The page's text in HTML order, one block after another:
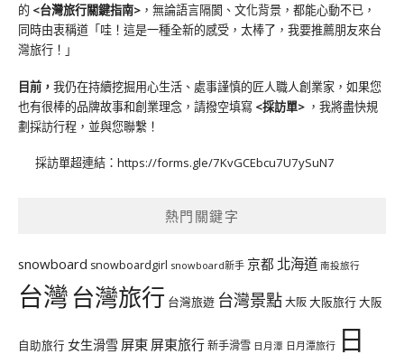
的 <台灣旅行關鍵指南> ，無論語言隔閡、文化背景，都能心動不已，
同時由衷稱道「哇！這是一種全新的感受，太棒了，我要推薦朋友來台
灣旅行！」
目前， 我仍在持續挖掘用心生活、處事謹慎的匠人職人創業家，如果您
也有很棒的品牌故事和創業理念，請撥空填寫 <採訪單> ，我將盡快規
劃採訪行程，並與您聯繫！
採訪單超連結： https://forms.gle/7KvGCEbcu7U7ySuN7
熱門關鍵字
snowboard snowboardgirl snowboard新手 京都 北海道 南投旅行
台灣台灣旅行 台灣旅遊 台灣景點大阪大阪旅行大阪
自助旅行 女生滑雪 屏東 屏東旅行新手滑雪 日月潭 日月潭旅行 日